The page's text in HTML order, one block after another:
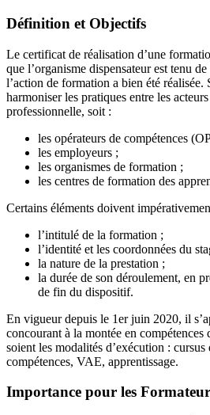
Définition et Objectifs
Le certificat de réalisation d’une
que l’organisme dispensateur est tenu
l’action de formation a bien été réalisée.
harmoniser les pratiques entre les
professionnelle, soit :
les opérateurs de compétences
les employeurs ;
les organismes de formation ;
les centres de formation des
Certains éléments doivent
l’intitulé de la formation ;
l’identité et les coordonnées du
la nature de la prestation ;
la durée de son déroulement, en
de fin du dispositif.
En vigueur depuis le 1er juin 2020, il
concourant à la montée en compétences
soient les modalités d’exécution :
compétences, VAE, apprentissage.
Importance pour les